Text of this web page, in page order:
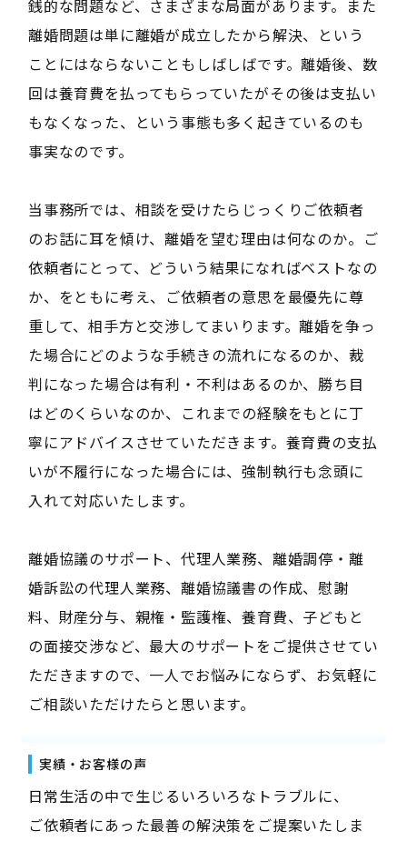
銭的な問題など、さまざまな局面があります。また
離婚問題は単に離婚が成立したから解決、という
ことにはならないこともしばしばです。離婚後、数
回は養育費を払ってもらっていたがその後は支払い
もなくなった、という事態も多く起きているのも
事実なのです。
当事務所では、相談を受けたらじっくりご依頼者
のお話に耳を傾け、離婚を望む理由は何なのか。ご
依頼者にとって、どういう結果になればベストなの
か、をともに考え、ご依頼者の意思を最優先に尊
重して、相手方と交渉してまいります。離婚を争っ
た場合にどのような手続きの流れになるのか、裁
判になった場合は有利・不利はあるのか、勝ち目
はどのくらいなのか、これまでの経験をもとに丁
寧にアドバイスさせていただきます。養育費の支払
いが不履行になった場合には、強制執行も念頭に
入れて対応いたします。
離婚協議のサポート、代理人業務、離婚調停・離
婚訴訟の代理人業務、離婚協議書の作成、慰謝
料、財産分与、親権・監護権、養育費、子どもと
の面接交渉など、最大のサポートをご提供させてい
ただきますので、一人でお悩みにならず、お気軽に
ご相談いただけたらと思います。
実績・お客様の声
日常生活の中で生じるいろいろなトラブルに、
ご依頼者にあった最善の解決策をご提案いたしま